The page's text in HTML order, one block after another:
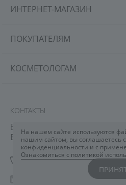
На нашем сайте используются
нашим сайтом, вы соглашаетесь
конфиденциальности и с
Ознакомиться с политикой
ИНТЕРНЕТ-МАГАЗИН
ПОКУПАТЕЛЯМ
КОСМЕТОЛОГАМ
КОНТАКТЫ
Вы всегда можете обратиться
ELDANили заполнив форму
+7 800 444 5078
eldancosmetics@astarte.ru